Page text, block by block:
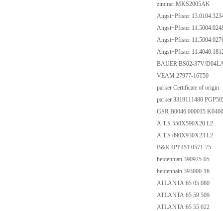
zimmer MKS2005AK
Angst+Pfister
Angst+Pfister
Angst+Pfister
Angst+Pfister
BAUER BS02-37V/
VEAM 27977-16T50
parker Certificate of origin
parker 3319111480
GSR B0046.000015
A.T.S 550X590X20 L2
A.T.S 890X930X23 L2
B&R 4PP451.0571-75
heidenhian 390925-05
heidenhain 393000-16
ATLANTA 65 05 080
ATLANTA 65 59 509
ATLANTA 65 55 022